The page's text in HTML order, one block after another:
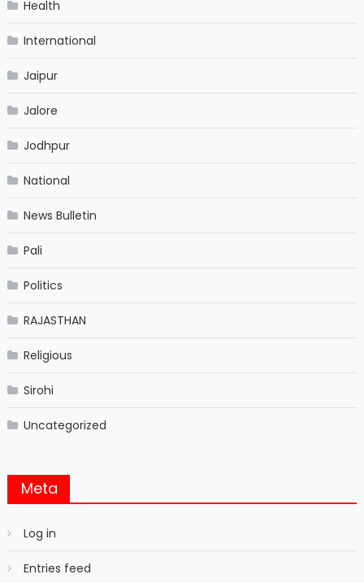
Health
International
Jaipur
Jalore
Jodhpur
National
News Bulletin
Pali
Politics
RAJASTHAN
Religious
Sirohi
Uncategorized
Meta
Log in
Entries feed